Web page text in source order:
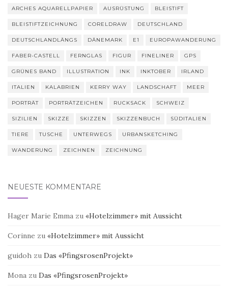
ARCHES AQUARELLPAPIER AUSRÜSTUNG BLEISTIFT
BLEISTIFTZEICHNUNG CORELDRAW DEUTSCHLAND
DEUTSCHLANDLÄNGS DÄNEMARK E1 EUROPAWANDERUNG
FABER-CASTELL FERNGLAS FIGUR FINELINER GPS
GRÜNES BAND ILLUSTRATION INK INKTOBER IRLAND
ITALIEN KALABRIEN KERRY WAY LANDSCHAFT MEER
PORTRÄT PORTRÄTZEICHEN RUCKSACK SCHWEIZ
SIZILIEN SKIZZE SKIZZEN SKIZZENBUCH SÜDITALIEN
TIERE TUSCHE UNTERWEGS URBANSKETCHING
WANDERUNG ZEICHNEN ZEICHNUNG
NEUESTE KOMMENTARE
Hager Marie Emma zu «Hotelzimmer» mit Aussicht
Corinne zu «Hotelzimmer» mit Aussicht
guidoh zu Das «PfingsrosenProjekt»
Mona zu Das «PfingsrosenProjekt»